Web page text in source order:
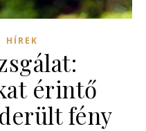
HÍREK
érintő
fény